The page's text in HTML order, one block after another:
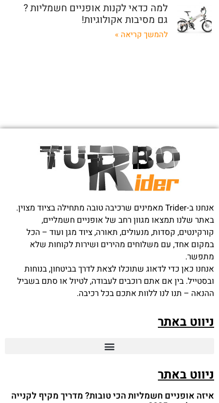
למה כדאי לקנות אופניים חשמליות ?
גם מסיבות אקולוגיות!
להמשך קריאה »
אנחנו ב-Trider מאמינים שרכיבה טובה מתחילה בציוד מצוין.
באתר שלנו תמצאו מגוון רחב של אופניים חשמליים,
קורקינטים, קסדות, מנעולים, תאורה, ציוד מגן ועוד – הכל
במקום אחד, עם משלוחים מהירים ושירות לקוחות שלא
מתפשר.
אנחנו כאן כדי לדאוג שתוכלו לצאת לדרך בביטחון, בנוחות
ובסטייל. בין אם אתם רוכבים לעבודה, לטיול או סתם בשביל
ההנאה – תנו לנו ללוות אתכם בכל רכיבה.
ניווט באתר
ניווט באתר
איזה אופניים חשמליות הכי טובות? מדריך מקיף לקנייה